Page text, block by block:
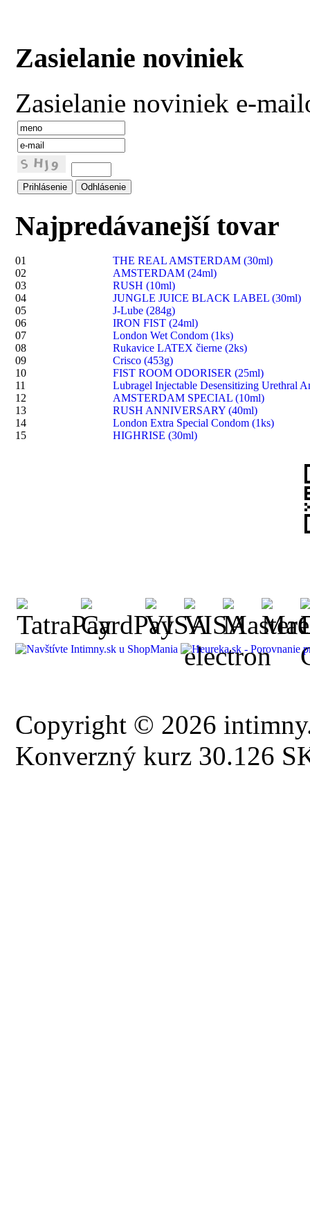
Zasielanie noviniek
Zasielanie noviniek e-
Najpredávanejší tovar
01
THE REAL AMSTERDAM (30ml)
02
AMSTERDAM (24ml)
03
RUSH (10ml)
04
JUNGLE JUICE BLACK LABEL (30ml)
05
J-Lube (284g)
06
IRON FIST (24ml)
07
London Wet Condom (1ks)
08
Rukavice LATEX čierne (2ks)
09
Crisco (453g)
10
FIST ROOM ODORISER (25ml)
11
Lubragel Injectable Desensitizing Urethral
12
AMSTERDAM SPECIAL (10ml)
13
RUSH ANNIVERSARY (40ml)
14
London Extra Special Condom (1ks)
15
HIGHRISE (30ml)
Copyright © 2026
Konverzný kurz 30.126